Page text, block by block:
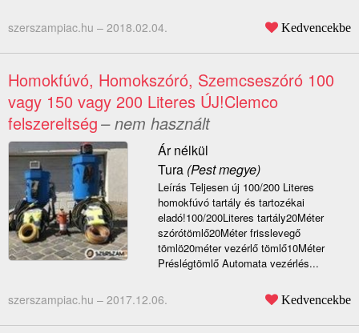
szerszampiac.hu – 2018.02.04. Kedvencekbe
Homokfúvó, Homokszóró, Szemcseszóró 100
vagy 150 vagy 200 Literes ÚJ!Clemco
felszereltség– nem használt
Ár nélkül
Tura(Pest megye)
Leírás Teljesen új 100/200 Literes
homokfúvó tartály és tartozékai
eladó!100/200Literes tartály20Méter
szórótömlő20Méter frisslevegő
tömlö20méter vezérlő tömlő10Méter
Préslégtömlő Automata vezérlés...
szerszampiac.hu – 2017.12.06. Kedvencekbe